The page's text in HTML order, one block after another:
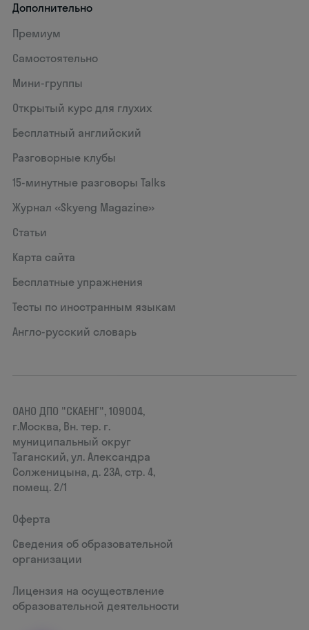
Дополнительно
Премиум
Самостоятельно
Мини-группы
Открытый курс для глухих
Бесплатный английский
Разговорные клубы
15‑минутные разговоры Talks
Журнал «Skyeng Magazine»
Статьи
Карта сайта
Бесплатные упражнения
Тесты по иностранным языкам
Англо-русский словарь
ОАНО ДПО "СКАЕНГ", 109004,
г.Москва, Вн. тер. г.
муниципальный округ
Таганский, ул. Александра
Солженицына, д. 23А, стр. 4,
помещ. 2/1
Оферта
Сведения об образовательной
организации
Лицензия на осуществление
образовательной деятельности